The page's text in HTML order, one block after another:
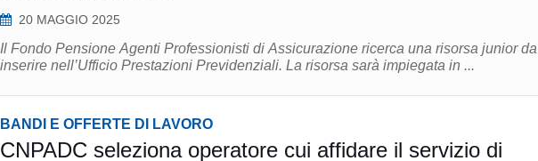
20 MAGGIO 2025
Il Fondo Pensione Agenti Professionisti di Assicurazione ricerca una risorsa junior da
inserire nell’Ufficio Prestazioni Previdenziali. La risorsa sarà impiegata in ...
BANDI E OFFERTE DI LAVORO
CNPADC seleziona operatore cui affidare il servizio di